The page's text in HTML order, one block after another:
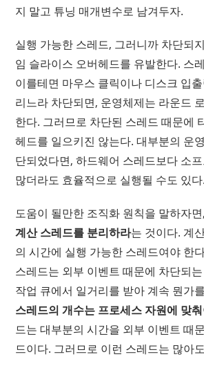
지 말고 튜닝 매개변수로 남겨두자.
실행 가능한 스레드, 그러니까 차단되
임 슬라이스 오버헤드를 유발한다. 스
이를테면 마우스 클릭이나 디스크 입
리느라 차단되면, 운영체제는 라운드
한다. 그러므로 차단된 스레드 때문에
헤드를 일으키진 않는다. 대부분의 운
단되었다면, 하드웨어 스레드보다 소
많더라도 효율적으로 실행될 수도 있다.
도움이 될만한 조직화 원칙을 말하자면,
계산 스레드를 분리하라는 것이다. 계
의 시간에 실행 가능한 스레드여야 한
스레드는 외부 이벤트 때문에 차단되
작업 큐에서 일거리를 받아 계속 뭔가
스레드의 개수는 프로세스 자원에 맞
드는 대부분의 시간을 외부 이벤트 때
드이다. 그러므로 이런 스레드는 많아